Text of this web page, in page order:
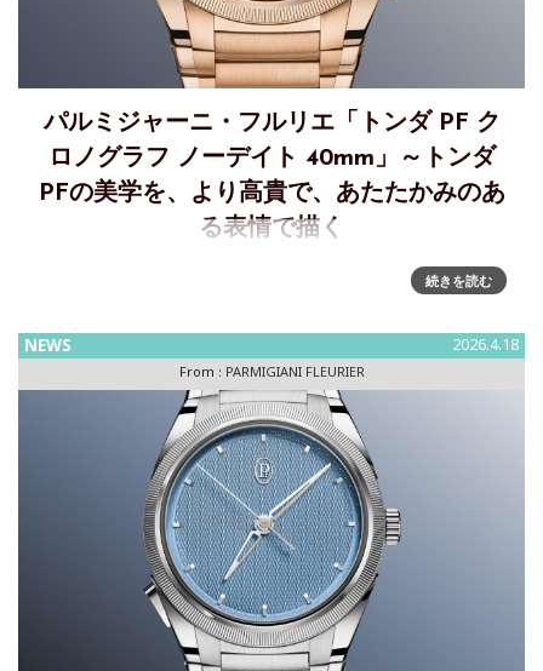
パルミジャーニ・フルリエ「トンダ PF ク
ロノグラフ ノーデイト 40mm」～トンダ
PFの美学を、より高貴で、あたたかみのあ
る表情で描く
「トンダ PF クロノグラフ ノーデイト 40mm」～光で研ぎ澄
まされるパフォーマンスパルミジャーニ・フルリエにとって
シップへの献身をもって表現されるもの。トンダ PF
続きを読む
NEWS 2026.4.18
From : PARMIGIANI FLEURIER